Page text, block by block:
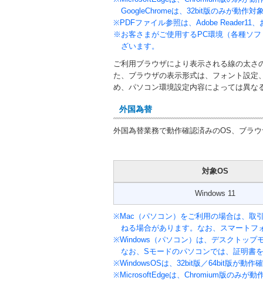
GoogleChromeは、32bit版のみが動作対
※PDFファイル参照は、Adobe Reader11
※お客さまがご使用するPC環境（各種ソ
ざいます。
ご利用ブラウザにより表示される線の太
た、ブラウザの表示形式は、フォント設
め、パソコン環境設定内容によっては異な
外国為替
外国為替業務で動作確認済みのOS、ブラ
対象OS
Windows 11
※Mac（パソコン）をご利用の場合は、取
ねる場合があります。なお、スマートフ
※Windows（パソコン）は、デスクトップ
なお、Sモードのパソコンでは、証明書
※WindowsOSは、32bit版／64bit版が動作
※MicrosoftEdgeは、Chromium版のみが動